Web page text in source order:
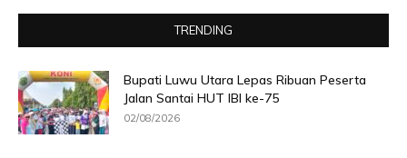
TRENDING
Bupati Luwu Utara Lepas Ribuan Peserta
Jalan Santai HUT IBI ke-75
02/08/2026